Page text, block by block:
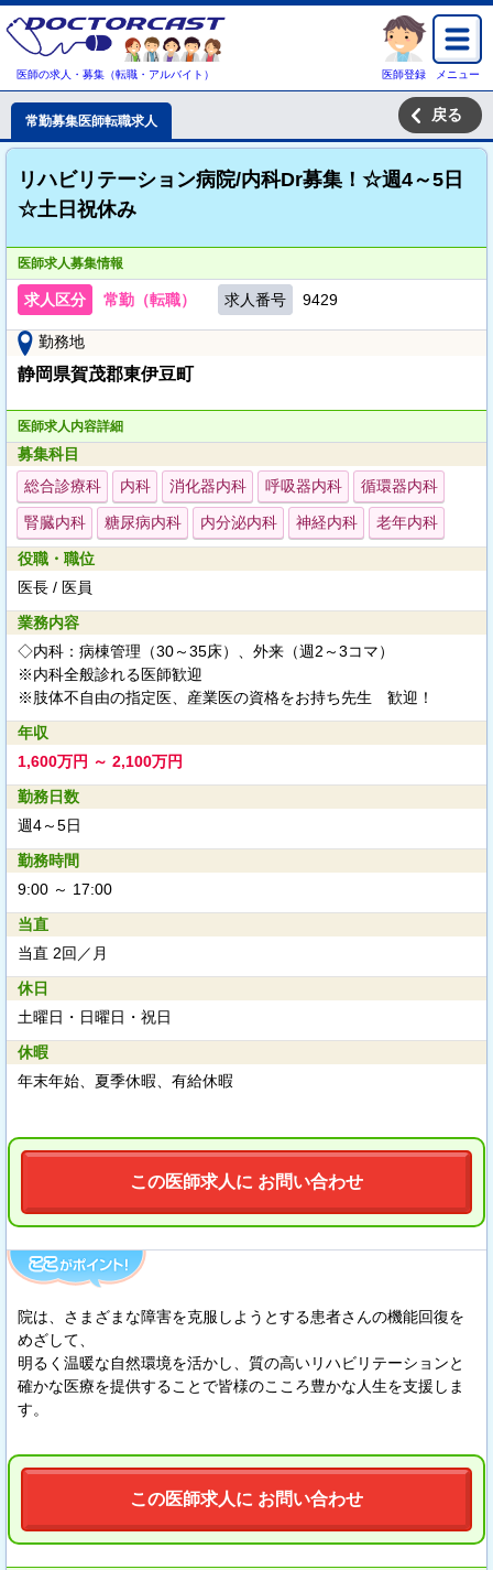
医師の求人・募集（転職・アルバイト） 医師登録 メニュー
常勤募集医師転職求人 戻る
リハビリテーション病院/内科Dr募集！☆週4～5日
☆土日祝休み
医師求人募集情報
求人区分 常勤（転職） 求人番号 9429
勤務地
静岡県賀茂郡東伊豆町
医師求人内容詳細
募集科目
総合診療科
内科 消化器内科 呼吸器内科 循環器内科
腎臓内科 糖尿病内科 内分泌内科 神経内科 老年内科
役職・職位
医長 / 医員
業務内容
◇内科：病棟管理（30～35床）、外来（週2～3コマ）
※内科全般診れる医師歓迎
※肢体不自由の指定医、産業医の資格をお持ち先生 歓迎！
年収
1,600万円 ～ 2,100万円
勤務日数
週4～5日
勤務時間
9:00 ～ 17:00
当直
当直 2回／月
休日
土曜日・日曜日・祝日
休暇
年末年始、夏季休暇、有給休暇
この医師求人に お問い合わせ
院は、さまざまな障害を克服しようとする患者さんの機能回復を
めざして、
明るく温暖な自然環境を活かし、質の高いリハビリテーションと
確かな医療を提供することで皆様のこころ豊かな人生を支援しま
す。
この医師求人に お問い合わせ